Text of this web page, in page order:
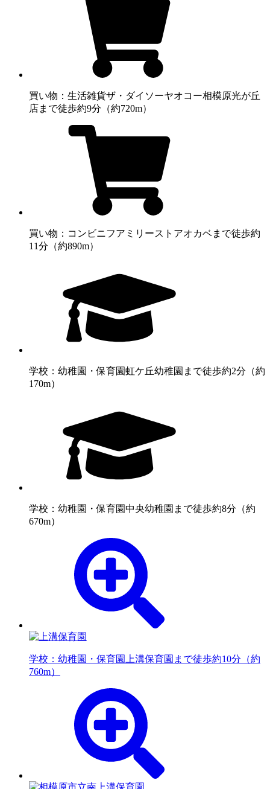
買い物：生活雑貨ザ・ダイソーヤオコー相模原光が丘
店まで徒歩約9分（約720m）
買い物：コンビニフアミリーストアオカベまで徒歩約
11分（約890m）
学校：幼稚園・保育園虹ケ丘幼稚園まで徒歩約2分（約
170m）
学校：幼稚園・保育園中央幼稚園まで徒歩約8分（約
670m）
学校：幼稚園・保育園
上溝保育園まで徒歩約10分（約
760m）